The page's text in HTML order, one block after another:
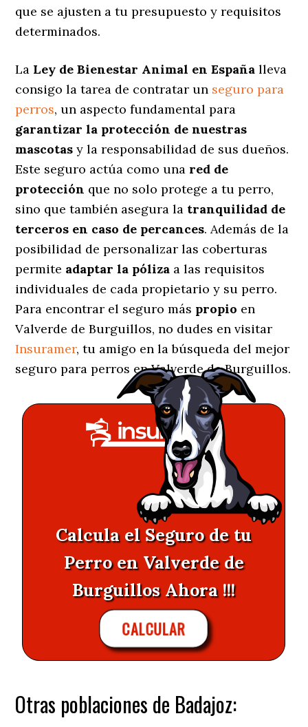
que se ajusten a tu presupuesto y requisitos
determinados.
La Ley de Bienestar Animal en España lleva
consigo la tarea de contratar un seguro para
perros, un aspecto fundamental para
garantizar la protección de nuestras
mascotas y la responsabilidad de sus dueños.
Este seguro actúa como una red de
protección que no solo protege a tu perro,
sino que también asegura la tranquilidad de
terceros en caso de percances. Además de la
posibilidad de personalizar las coberturas
permite adaptar la póliza a las requisitos
individuales de cada propietario y su perro.
Para encontrar el seguro más propio en
Valverde de Burguillos, no dudes en visitar
Insuramer, tu amigo en la búsqueda del mejor
seguro para perros en Valverde de Burguillos.
Calcula el Seguro de tu
Perro en Valverde de
Burguillos Ahora !!!
CALCULAR
Otras poblaciones de Badajoz: